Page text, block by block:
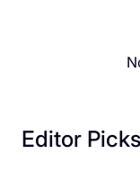
Editor Picks